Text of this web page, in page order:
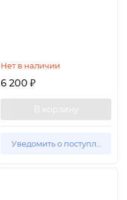
Нет в наличии
6 200 ₽
В корзину
Уведомить о поступлении